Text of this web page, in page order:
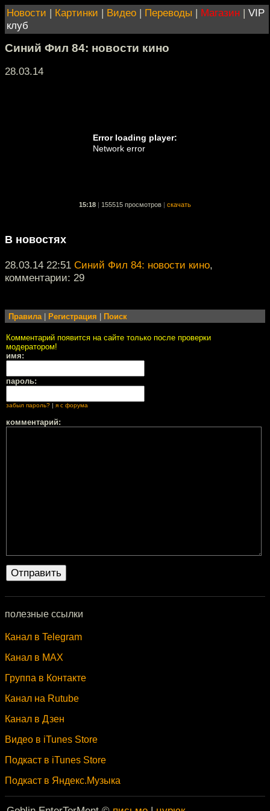
Новости | Картинки | Видео | Переводы | Магазин | VIP
клуб
Синий Фил 84: новости кино
28.03.14
15:18 155515 просмотров скачать
В новостях
28.03.14 22:51 Синий Фил 84: новости кино,
комментарии: 29
Правила| Регистрация Поиск
Комментарий появится на сайте только после проверки
модератором!
имя:
пароль:
забыл пароль? я с форума
комментарий:
полезные ссылки
Канал в Telegram
Канал в MAX
Группа в Контакте
Канал на Rutube
Канал в Дзен
Видео в iTunes Store
Подкаст в iTunes Store
Подкаст в Яндекс.Музыка